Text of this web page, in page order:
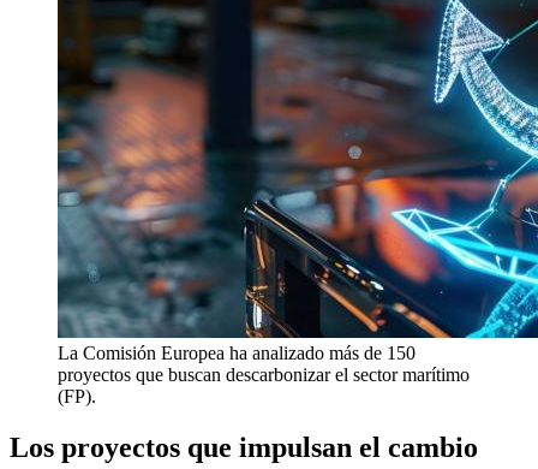
La Comisión Europea ha analizado más de 150
proyectos que buscan descarbonizar el sector marítimo
(FP).
Los proyectos que impulsan el cambio